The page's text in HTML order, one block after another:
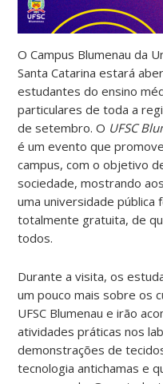
O Campus Blumenau da
Santa Catarina estará
estudantes do ensino
particulares de toda a
de setembro. O UFSC
é um evento que
campus, com o objetivo
sociedade, mostrando
uma universidade pública
totalmente gratuita, de
todos.
Durante a visita, os
um pouco mais sobre os
UFSC Blumenau e irão
atividades práticas nos
demonstrações de
tecnologia antichamas e